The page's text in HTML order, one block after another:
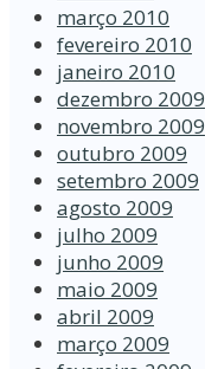
março 2010
fevereiro 2010
janeiro 2010
dezembro 2009
novembro 2009
outubro 2009
setembro 2009
agosto 2009
julho 2009
junho 2009
maio 2009
abril 2009
março 2009